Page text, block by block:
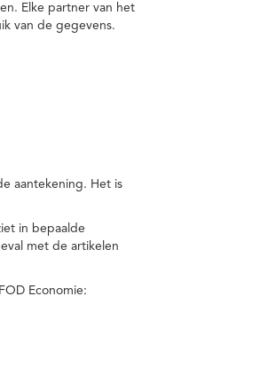
Elke partner van het
van de gegevens.
aantekening. Het is
in bepaalde
met de artikelen
Economie: